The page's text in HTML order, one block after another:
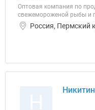
Оптовая компания по
свежемороженой рыбы и
Россия, Пермский